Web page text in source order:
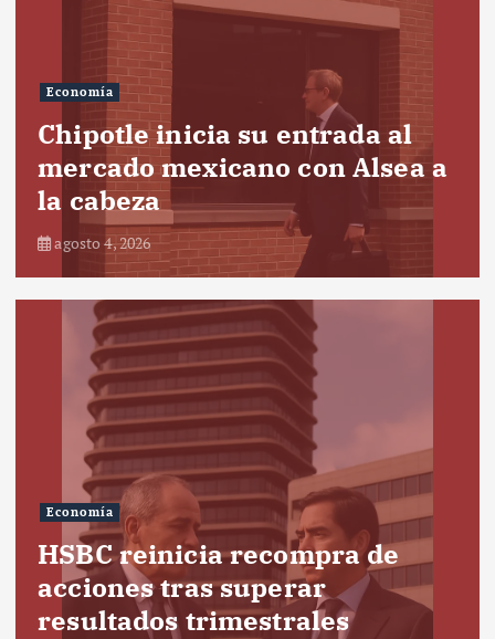
Economía
Chipotle inicia su entrada al
mercado mexicano con Alsea a
la cabeza
agosto 4, 2026
Economía
HSBC reinicia recompra de
acciones tras superar
resultados trimestrales